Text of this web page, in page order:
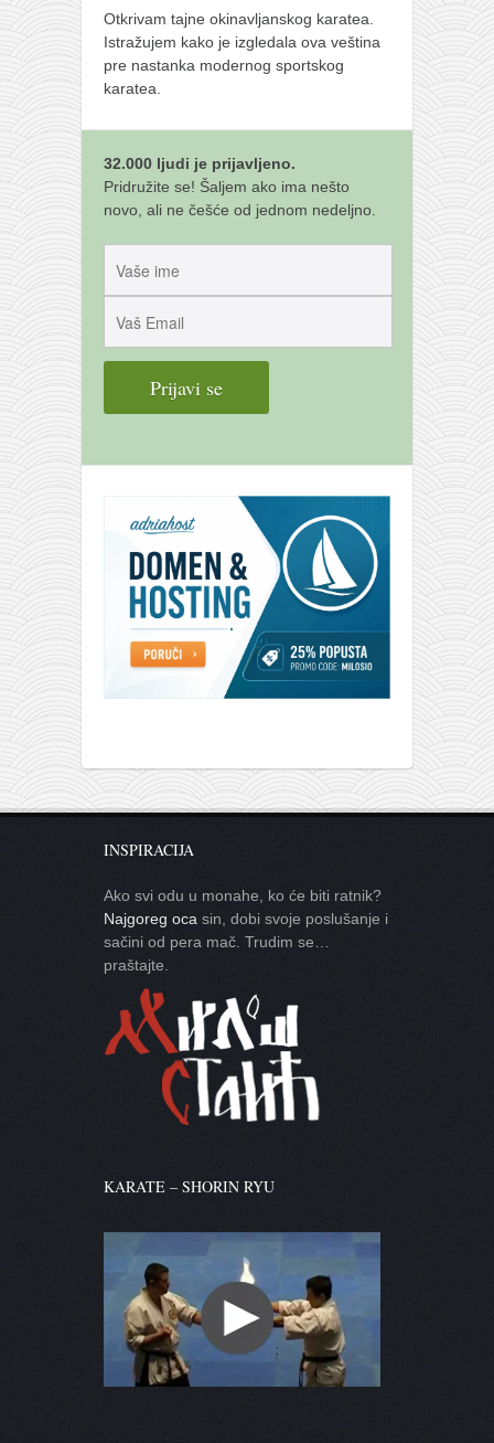
Otkrivam tajne okinavljanskog karatea.
Istražujem kako je izgledala ova veština
pre nastanka modernog sportskog
karatea.
32.000 ljudi je prijavljeno.
Pridružite se! Šaljem ako ima nešto
novo, ali ne češće od jednom nedeljno.
INSPIRACIJA
Ako svi odu u monahe, ko će biti ratnik?
Najgoreg oca sin, dobi svoje poslušanje i
sačini od pera mač. Trudim se…
praštajte.
KARATE – SHORIN RYU